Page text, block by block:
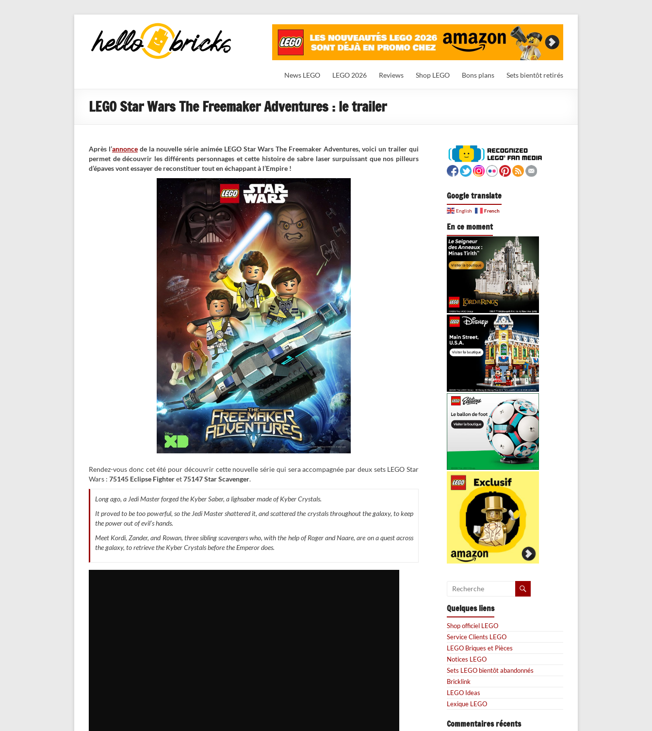
HelloBricks
Blog LEGO,
nouveaut�s
News LEGO LEGO 2026 Reviews Shop LEGO Bons plans Sets bientôt retirés
LEGO Star Wars The Freemaker Adventures : le trailer
Après l’annoncede la nouvelle série animée LEGO Star Wars The Freemaker Adventures, voici un trailer qui
permet de découvrir les différents personnages et cette histoire de sabre laser surpuissant que nos pilleurs
d’épaves vont essayer de reconstituer tout en échappant à l’Empire !
Rendez-vous donc cet été pour découvrir cette nouvelle série qui sera accompagnée par deux sets LEGO Star
Wars : 75145 Eclipse Fighteret75147 Star Scavenger.
Long ago, a Jedi Master forged the Kyber Saber, a lighsaber made of Kyber Crystals.
It proved to be too powerful, so the Jedi Master shattered it, and scattered the crystals throughout the galaxy, to keep
the power out of evil’s hands.
Meet Kordi, Zander, and Rowan, three sibling scavengers who, with the help of Roger and Naare, are on a quest across
the galaxy, to retrieve the Kyber Crystals before the Emperor does.
Google translate
English French
En ce moment
Quelques liens
Shop officiel LEGO
Service Clients LEGO
LEGO Briques et Pièces
Notices LEGO
Sets LEGO bientôt abandonnés
Bricklink
LEGO Ideas
Lexique LEGO
Commentaires récents